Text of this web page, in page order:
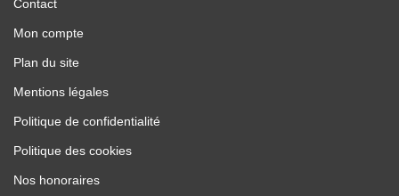
Contact
Mon compte
Plan du site
Mentions légales
Politique de confidentialité
Politique des cookies
Nos honoraires